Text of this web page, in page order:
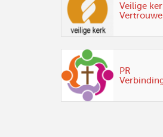
Veilige
PR